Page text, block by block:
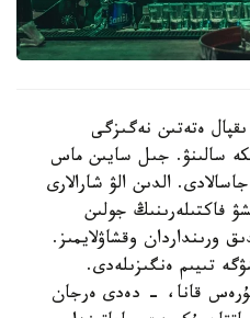
ەتەتىن نەگىزگى
سالىنۋ. جىل سايىن ماس
جاسالادى. الدىن الۋ شارالارى
فاكتىلەرىنىڭ جولىن
ورىنداردان وقشاۋلايمىز.
تىيىم ەنگىزىلەدى.
قانا، - دەدى ەرجان